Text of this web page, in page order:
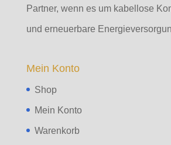
Partner, wenn es um kabellose
und erneuerbare
Mein Konto
Shop
Mein Konto
Warenkorb